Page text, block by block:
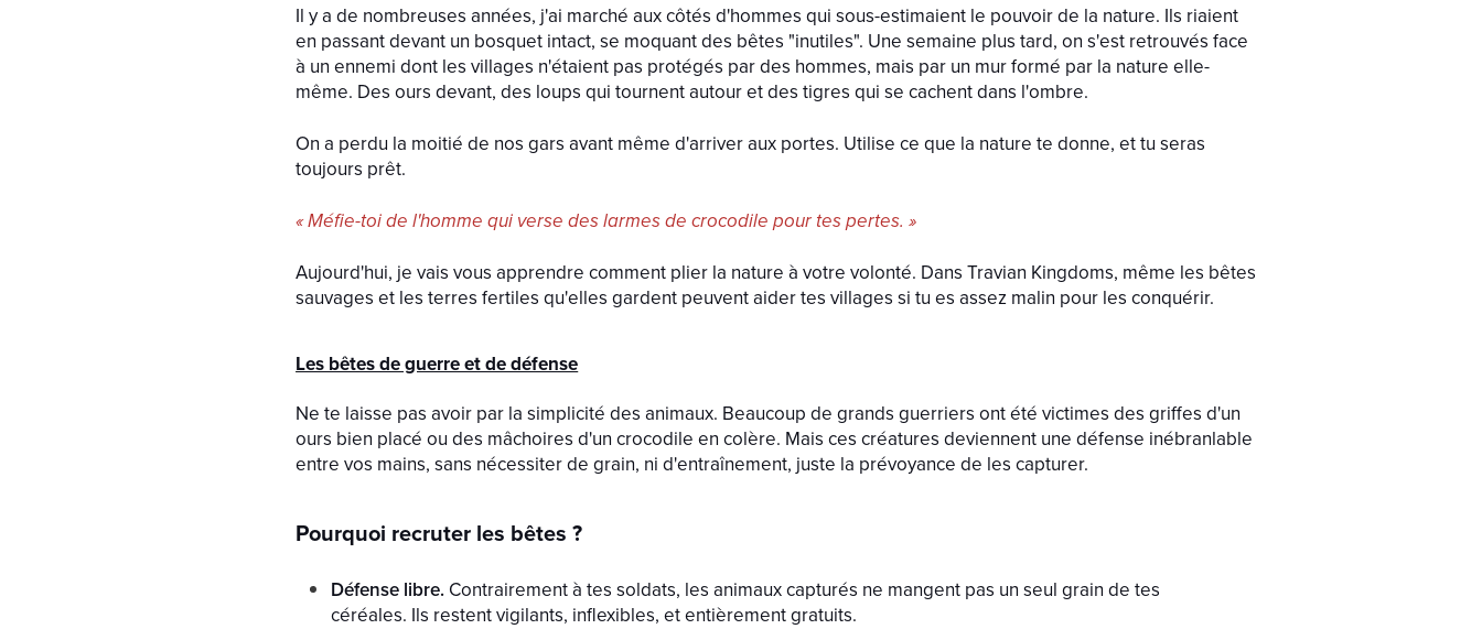
Il y a de nombreuses années, j'ai marché aux côtés d'hommes qui sous-estimaient le pouvoir de la nature. Ils riaient
en passant devant un bosquet intact, se moquant des bêtes "inutiles". Une semaine plus tard, on s'est retrouvés face
à un ennemi dont les villages n'étaient pas protégés par des hommes, mais par un mur formé par la nature elle-
même. Des ours devant, des loups qui tournent autour et des tigres qui se cachent dans l'ombre.
On a perdu la moitié de nos gars avant même d'arriver aux portes. Utilise ce que la nature te donne, et tu seras
toujours prêt.
« Méfie-toi de l'homme qui verse des larmes de crocodile pour tes pertes. »
Aujourd'hui, je vais vous apprendre comment plier la nature à votre volonté. Dans Travian Kingdoms, même les bêtes
sauvages et les terres fertiles qu'elles gardent peuvent aider tes villages si tu es assez malin pour les conquérir.
Les bêtes de guerre et de défense
Ne te laisse pas avoir par la simplicité des animaux. Beaucoup de grands guerriers ont été victimes des griffes d'un
ours bien placé ou des mâchoires d'un crocodile en colère. Mais ces créatures deviennent une défense inébranlable
entre vos mains, sans nécessiter de grain, ni d'entraînement, juste la prévoyance de les capturer.
Pourquoi recruter les bêtes ?
Défense libre. Contrairement à tes soldats, les animaux capturés ne mangent pas un seul grain de tes
céréales. Ils restent vigilants, inflexibles, et entièrement gratuits.